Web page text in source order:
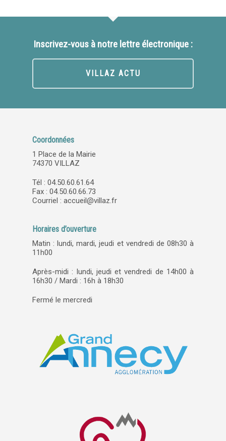
Inscrivez-vous à notre lettre électronique :
VILLAZ ACTU
Coordonnées
1 Place de la Mairie
74370 VILLAZ
Tél : 04.50.60.61.64
Fax : 04.50.60.66.73
Courriel : accueil@villaz.fr
Horaires d’ouverture
Matin : lundi, mardi, jeudi et vendredi de 08h30 à
11h00
Après-midi : lundi, jeudi et vendredi de 14h00 à
16h30 / Mardi : 16h à 18h30
Fermé le mercredi